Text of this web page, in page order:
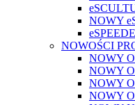
NOWY
NOWOŚCI
NOWY
NOWY
NOWY
NOWY